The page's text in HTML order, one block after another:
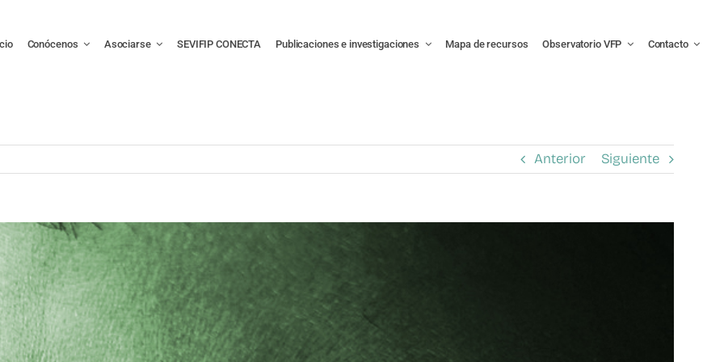
Conócenos Asociarse SEVIFIP CONECTA Publicaciones e investigaciones Mapa de recursos Observatorio VFP Contacto
Anterior Siguiente